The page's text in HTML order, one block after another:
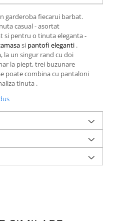
garderoba fiecarui barbat.
casual - asortat
si pentru o tinuta eleganta -
si pantofi eleganti .
la un singur rand cu doi
la piept, trei buzunare
poate combina cu pantaloni
tinuta .